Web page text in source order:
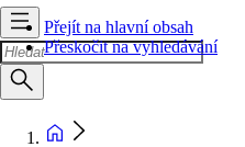
Přejít na hlavní obsah
Přeskočit na vyhledávání